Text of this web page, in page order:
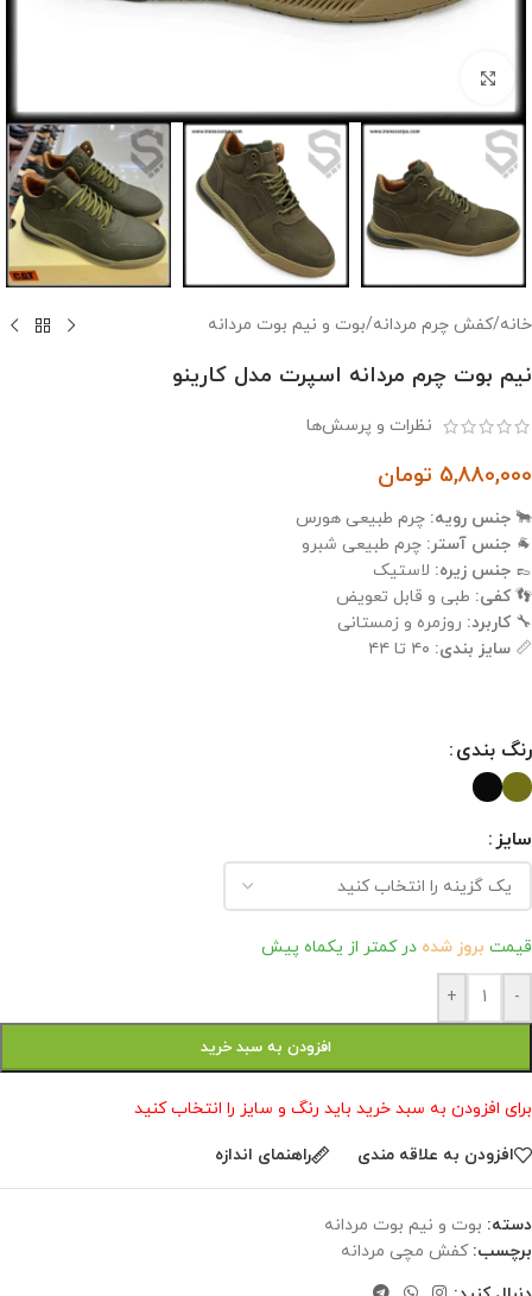
خانه/کفش چرم مردانه/بوت و نیم بوت مردانه
نیم بوت چرم مردانه اسپرت مدل کارینو
نظرات و پرسش‌ها
5,880,000 تومان
🐂 جنس رویه: چرم طبیعی هورس
🐐 جنس آستر: چرم طبیعی شبرو
👞 جنس زیره: لاستیک
👣کفی: طبی و قابل تعویض
🔧کاربرد: روزمره و زمستانی
📏 سایز بندی:
رنگ بندی
سایز
قیمت بروز شده در کمتر از یکماه پیش
-
+
افزودن به سبد خرید
برای افزودن به سبد خرید باید رنگ و سایز را انتخاب کنید
افزودن به علاقه مندی راهنمای اندازه
دسته: بوت و نیم بوت مردانه
برچسب: کفش مچی مردانه